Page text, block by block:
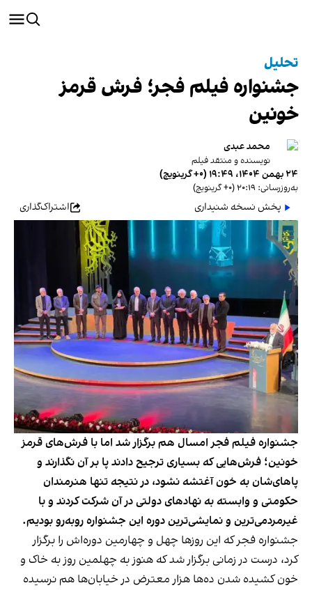
تحلیل
جشنواره فیلم فجر؛ فرش قرمز
خونین
محمد عبدی
نویسنده و منتقد فیلم
۲۴ بهمن ۱۴۰۴، ۱۹:۴۹ (‎+۰ گرینویچ)
به‌روزرسانی: ۲۰:۱۹ (‎+۰ گرینویچ)
پخش نسخه شنیداری اشتراک‌گذاری
جشنواره فیلم فجر امسال هم برگزار شد اما با فرش‌های قرمز
خونین؛ فرش‌هایی که بسیاری ترجیح دادند پا بر آن نگذارند و
پاهای‌شان به خون آغتشه نشود، در نتیجه تنها هنرمندان
حکومتی و وابسته به نهادهای دولتی در آن شرکت کردند و با
غیرمردمی‌ترین و نمایشی‌ترین دوره این جشنواره روبه‌رو بودیم.
جشنواره فجر که این روزها چهل و چهارمین دوره‌اش را برگزار
کرد، درست در زمانی برگزار شد که هنوز به چهلمین روز به خاک و
خون کشیده شدن ده‌ها هزار معترض در خیابان‌ها هم نرسیده